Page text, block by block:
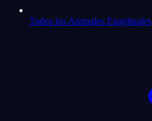
Todos los Animales Espirituales